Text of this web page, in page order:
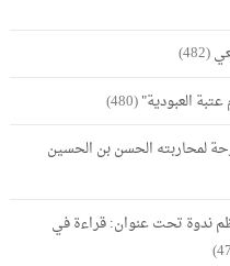
(482)
عتبة العبودية"(480)
لمحاربته الحسن بن الحسين
ندوة تحت عنوان: قراءة في